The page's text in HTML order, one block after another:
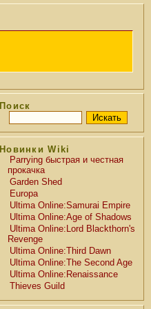
Поиск
Новинки Wiki
Parrying быстрая и честная
прокачка
Garden Shed
Europa
Ultima Online:Samurai Empire
Ultima Online:Age of Shadows
Ultima Online:Lord Blackthorn's
Revenge
Ultima Online:Third Dawn
Ultima Online:The Second Age
Ultima Online:Renaissance
Thieves Guild